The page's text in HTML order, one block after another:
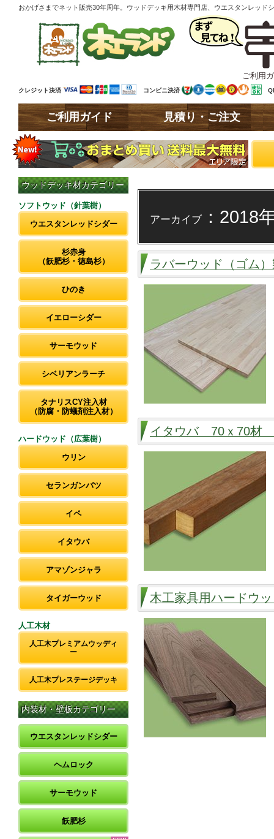
おかげさまでネット販売30年周年。ウッドデッキ用木材専門店、ウエスタンレッ
ご利用
クレジット決済 コンビニ決済
ご利用ガイド 見積り・ご注文
ウッドデッキ材カテゴリー
ソフトウッド（針葉樹）
ウエスタンレッドシダー
杉赤身
（飫肥杉・徳島杉）
ひのき
イエローシダー
サーモウッド
シベリアンラーチ
タナリスCY注入材
（防腐・防蟻剤注入材）
ハードウッド（広葉樹）
ウリン
セランガンバツ
イペ
イタウバ
アマゾンジャラ
タイガーウッド
人工木材
人工木プレミアムウッディ
ー
人工木プレステージデッキ
内装材・壁板カテゴリー
ウエスタンレッドシダー
ヘムロック
サーモウッド
飫肥杉
アーカイブ：2018
ラバーウッド（ゴム
イタウバ 70ｘ70材
木工家具用ハードウ